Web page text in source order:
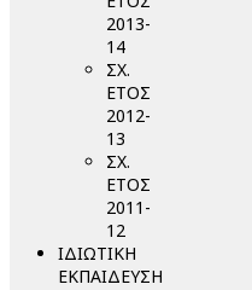
2013-
14
ΣΧ.
ΕΤΟΣ
2012-
13
ΣΧ.
ΕΤΟΣ
2011-
12
ΙΔΙΩΤΙΚΗ
ΕΚΠΑΙΔΕΥΣΗ